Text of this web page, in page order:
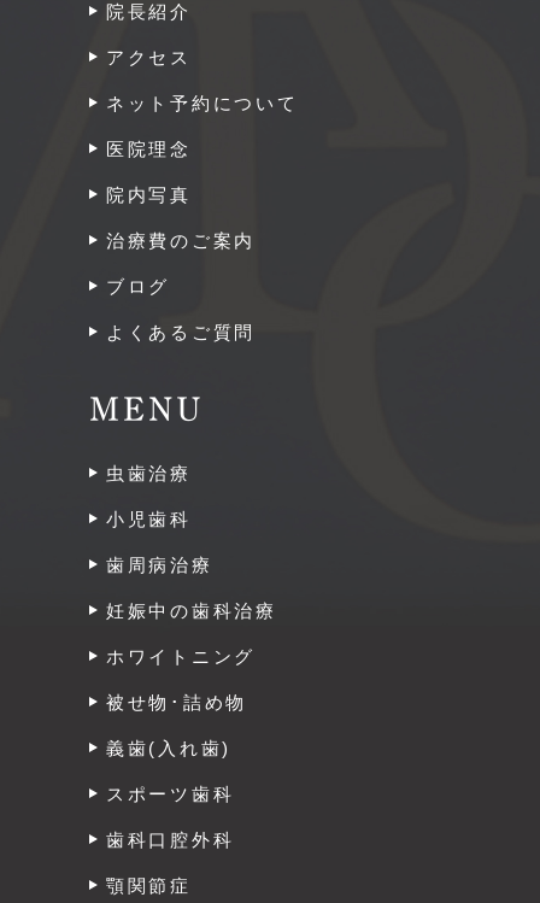
院長紹介
アクセス
ネット予約について
医院理念
院内写真
治療費のご案内
ブログ
よくあるご質問
MENU
虫歯治療
小児歯科
歯周病治療
妊娠中の歯科治療
ホワイトニング
被せ物･詰め物
義歯(入れ歯)
スポーツ歯科
歯科口腔外科
顎関節症